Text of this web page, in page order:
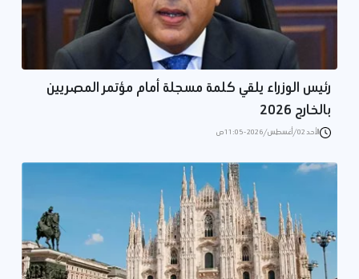
رئيس الوزراء يلقي كلمة مسجلة أمام مؤتمر المصريين
بالخارج 2026
الأحد 02/أغسطس/2026 - 11:05 ص